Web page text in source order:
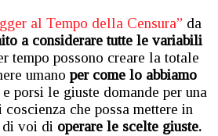
al Tempo della Censura” da
a considerare tutte le variabili
tempo possono creare la totale
umano per come lo abbiamo
porsi le giuste domande per una
coscienza che possa mettere in
di voi di operare le scelte giuste.